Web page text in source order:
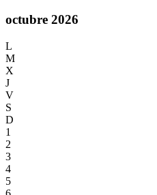
octubre 2026
L
M
X
J
V
S
D
1
2
3
4
5